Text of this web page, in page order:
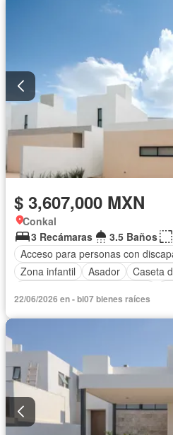
$ 3,607,000 MXN
Conkal
3 Recámaras
3.5 Baños
Acceso para personas con
Zona infantil
Asador
Caseta
Electricidad
Estacionamiento
Terraza
22/06/2026 en - bi07 bienes raíces